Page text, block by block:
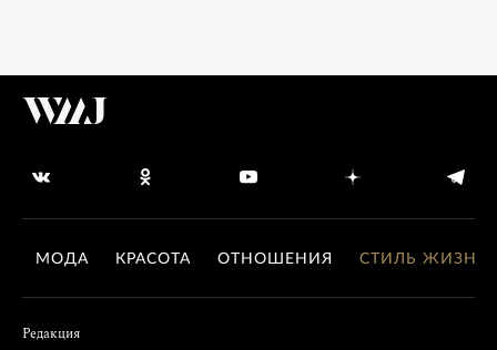
МОДА КРАСОТА ОТНОШЕНИЯ СТИЛЬ ЖИЗНИ
Редакция